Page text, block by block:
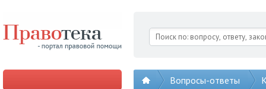
Вопросы-ответы